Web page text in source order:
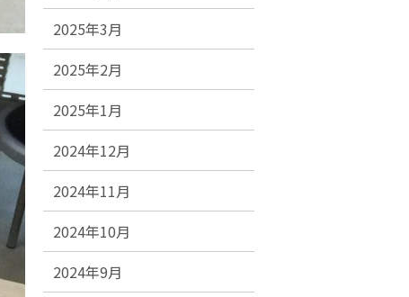
2025年3月
2025年2月
2025年1月
2024年12月
2024年11月
2024年10月
2024年9月